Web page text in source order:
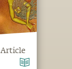
Article